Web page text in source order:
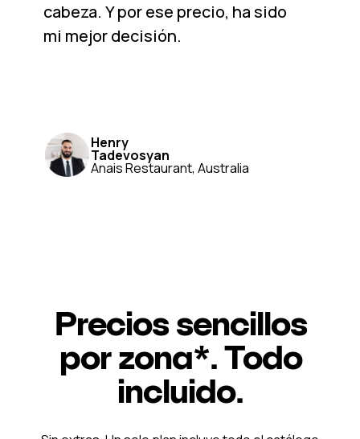
cabeza. Y por ese precio, ha sido
mi mejor decisión.
Henry
Tadevosyan
Anais Restaurant, Australia
Precios sencillos
por zona*. Todo
incluido.